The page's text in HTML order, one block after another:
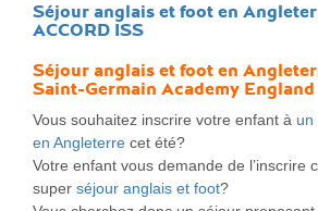
Séjour anglais et foot en
ACCORD ISS
Séjour anglais et foot en
Saint-Germain Academy England
Vous souhaitez inscrire votre enfant à un
en Angleterre cet été?
Votre enfant vous demande de l’inscrire
super séjour anglais et foot?